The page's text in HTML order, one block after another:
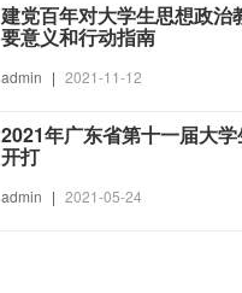
建党百年对大学生思想政治
要意义和行动指南
admin | 2021-11-12
2021年广东省第十一届大
开打
admin | 2021-05-24